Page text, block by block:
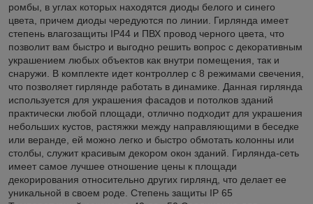
ромбы, в углах которых находятся диоды белого и синего
цвета, причем диоды чередуются по линии. Гирлянда имеет
степень влагозащиты IP44 и ПВХ провод черного цвета, что
позволит вам быстро и выгодно решить вопрос с декоративным
украшением любых объектов как внутри помещения, так и
снаружи. В комплекте идет контроллер с 8 режимами свечения,
что позволяет гирлянде работать в динамике. Данная гирлянда
используется для украшения фасадов и потолков зданий
практически любой площади, отлично подходит для украшения
небольших кустов, растяжки между направляющими в беседке
или веранде, ей можно легко и быстро обмотать колонны или
столбы, служит красивым декором окон зданий. Гирлянда-сеть
имеет самое лучшее отношение цены к площади
декорирования относительно других гирлянд, что делает ее
уникальной в своем роде. Степень защиты IP 65